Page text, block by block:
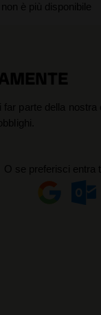
è più disponibile
parte della nostra
O se preferisci entra